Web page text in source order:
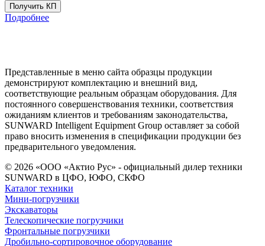
Получить КП
Подробнее
Представленные в меню сайта образцы продукции
демонстрируют комплектацию и внешний вид,
соответствующие реальным образцам оборудования. Для
постоянного совершенствования техники, соответствия
ожиданиям клиентов и требованиям законодательства,
SUNWARD Intelligent Equipment Group оставляет за собой
право вносить изменения в спецификации продукции без
предварительного уведомления.
© 2026 «ООО «Актио Рус» - официальный дилер техники
SUNWARD в ЦФО, ЮФО, СКФО
Каталог техники
Мини-погрузчики
Экскаваторы
Телескопические погрузчики
Фронтальные погрузчики
Дробильно-сортировочное оборудование